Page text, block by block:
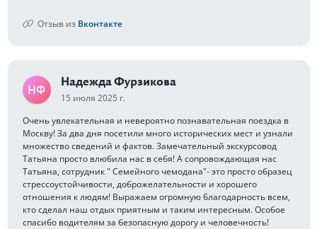
Отзыв из Вконтакте
НФ
Надежда Фурзикова
15 июля 2025 г.
Очень увлекательная и невероятно познавательная поездка в
Москву! За два дня посетили много исторических мест и узнали
множество сведений и фактов. Замечательный экскурсовод
Татьяна просто влюбила нас в себя! А сопровождающая нас
Татьяна, сотрудник " Семейного чемодана"- это просто образец
стрессоустойчивости, доброжелательности и хорошего
отношения к людям! Выражаем огромную благодарность всем,
кто сделал наш отдых приятным и таким интересным. Особое
спасибо водителям за безопасную дорогу и человечность!